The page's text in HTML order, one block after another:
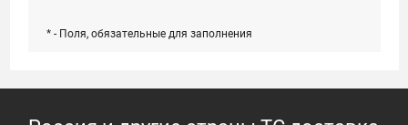
* - Поля, обязательные для заполнения